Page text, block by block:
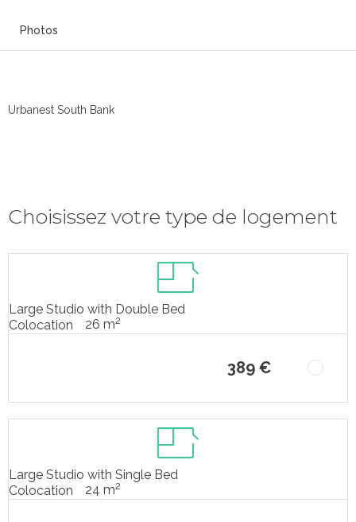
Photos
Urbanest South Bank
Choisissez votre type de logement
Large Studio with Double Bed
Colocation
26 m2
389 €
Large Studio with Single Bed
Colocation
24 m2